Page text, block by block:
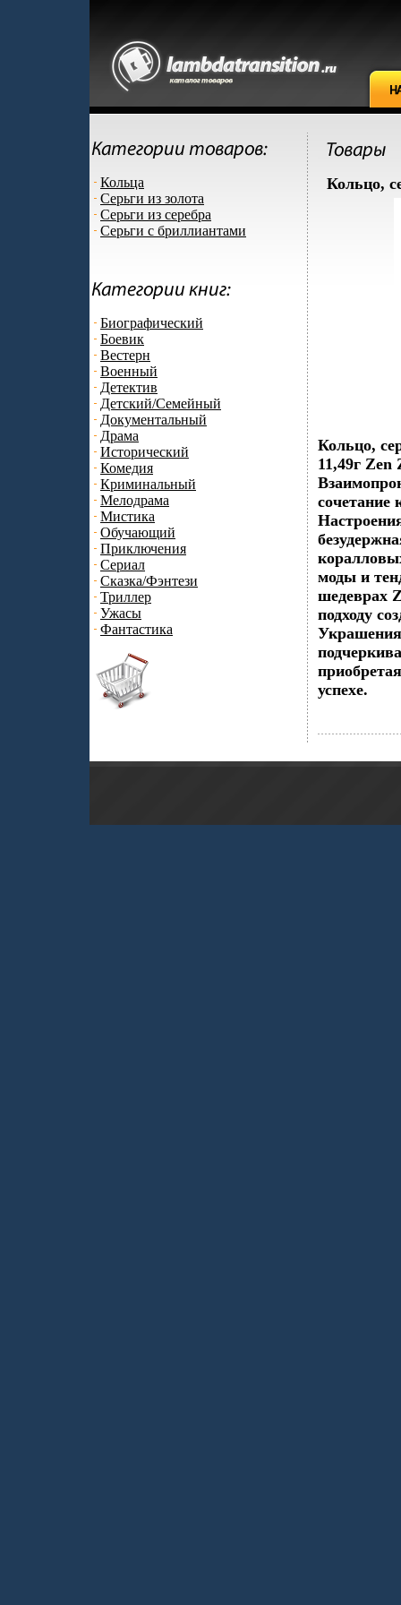
Кольца
Серьги из золота
Серьги из серебра
Серьги с бриллиантами
Биографический
Боевик
Вестерн
Военный
Детектив
Детский/Семейный
Документальный
Драма
Исторический
Комедия
Криминальный
Мелодрама
Мистика
Обучающий
Приключения
Сериал
Сказка/Фэнтези
Триллер
Ужасы
Фантастика
Кольцо,
Кольцо,
11,49г Zen
сочетание
моды и
шедеврах
подходу
успехе.